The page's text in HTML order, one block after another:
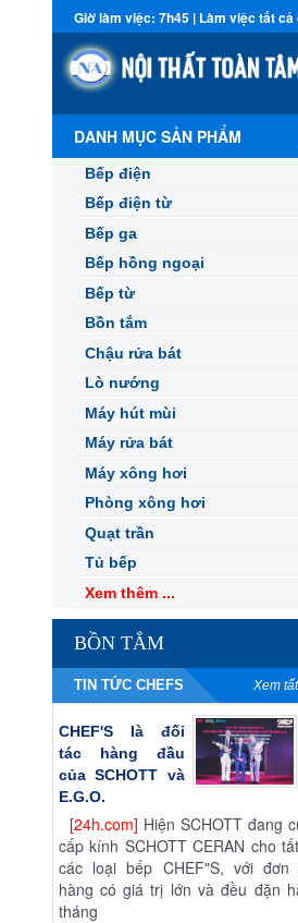
Giờ làm việc: 7h45 | Làm việc tất
DANH MỤC SẢN PHẨM
Bếp điện
Bếp điện từ
Bếp ga
Bếp hồng ngoại
Bếp từ
Bồn tắm
Chậu rửa bát
Lò nướng
Máy hút mùi
Máy rửa bát
Máy xông hơi
Phòng xông hơi
Quạt trần
Tủ bếp
Xem thêm ...
BỒN TẮM
TIN TỨC CHEFS Xem
CHEF'S là đối
tác hàng đầu
của SCHOTT và
E.G.O.
[24h.com] Hiện SCHOTT đang
cấp kính SCHOTT CERAN cho
các loại bếp CHEF"S, với đơn
hàng có giá trị lớn và đều đặn
tháng